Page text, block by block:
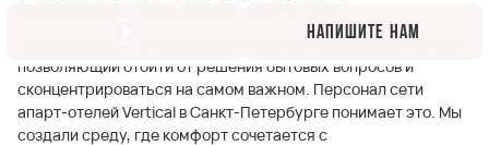
Побеждать легче, когда за спиной у команды надежный тыл,
позволяющий отойти от решения бытовых вопросов и
сконцентрироваться на самом важном. Персонал сети
апарт-отелей Vertical в Санкт-Петербурге понимает это. Мы
создали среду, где комфорт сочетается с
Напишите нам